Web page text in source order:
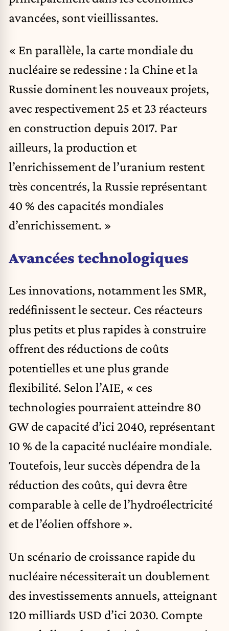
avancées, sont vieillissantes.
« En parallèle, la carte mondiale du
nucléaire se redessine : la Chine et la
Russie dominent les nouveaux projets,
avec respectivement 25 et 23 réacteurs
en construction depuis 2017. Par
ailleurs, la production et
l’enrichissement de l’uranium restent
très concentrés, la Russie représentant
40 % des capacités mondiales
d’enrichissement. »
Avancées technologiques
Les innovations, notamment les SMR,
redéfinissent le secteur. Ces réacteurs
plus petits et plus rapides à construire
offrent des réductions de coûts
potentielles et une plus grande
flexibilité. Selon l’AIE, « ces
technologies pourraient atteindre 80
GW de capacité d’ici 2040, représentant
10 % de la capacité nucléaire mondiale.
Toutefois, leur succès dépendra de la
réduction des coûts, qui devra être
comparable à celle de l’hydroélectricité
et de l’éolien offshore ».
Un scénario de croissance rapide du
nucléaire nécessiterait un doublement
des investissements annuels, atteignant
120 milliards USD d’ici 2030. Compte